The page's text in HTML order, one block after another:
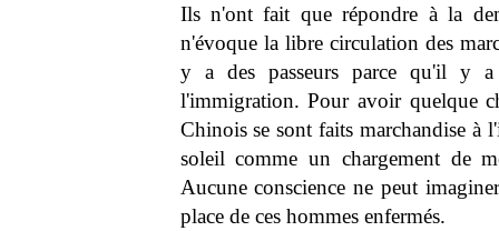
Ils n'ont fait que répondre à la
n'évoque la libre circulation des
y a des passeurs parce qu'il y
l'immigration. Pour avoir quelque
Chinois se sont faits marchandise à
soleil comme un chargement de
Aucune conscience ne peut
place de ces hommes enfermés.